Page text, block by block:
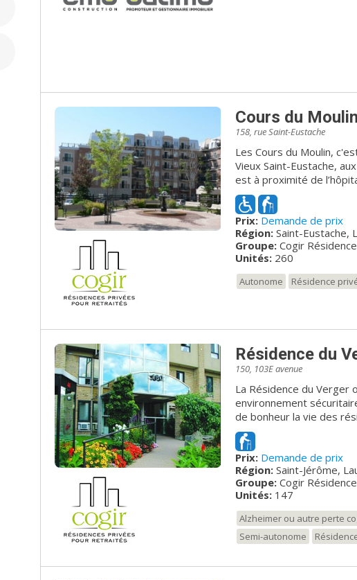
Cours du Moulin
158, rue Saint-Eustache
Les Cours du Moulin,
Vieux Saint-Eustache,
est à proximité de
supermarché, de la
complexe pour retraités
dans un environnement
appartements modernes
complète de services et
sécuritaire. Ayez un
intérêts!
Prix: Demande de prix
Région: Saint-Eustache,
Groupe: Cogir
Unités:260
Autonome Résidence
Résidence du
150, 103E avenue
La Résidence du Verger
environnement
de bonheur la vie des
mieux-être. Reconnue
privée pour retraités du
Venez voir la magnifique
Prix: Demande de prix
Région: Saint-Jérôme,
Groupe: Cogir
Unités:147
Alzheimer ou autre perte
Semi-autonome